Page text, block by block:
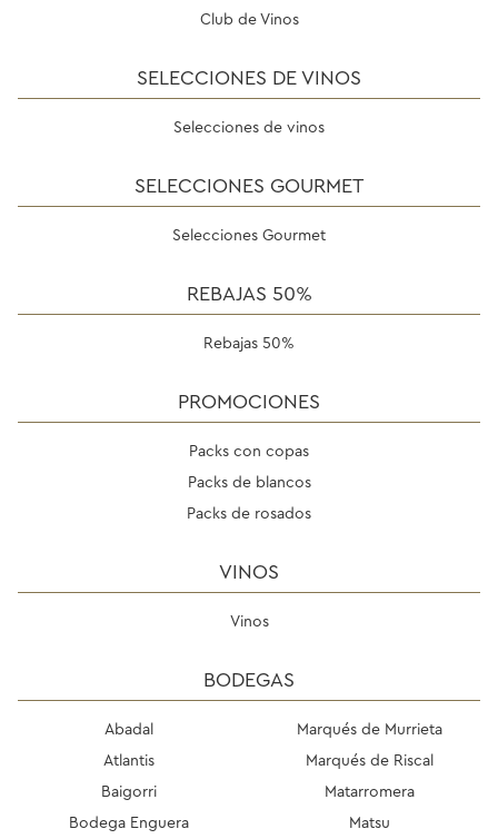
Club de Vinos
SELECCIONES DE VINOS
Selecciones de vinos
SELECCIONES GOURMET
Selecciones Gourmet
REBAJAS 50%
Rebajas 50%
PROMOCIONES
Packs con copas
Packs de blancos
Packs de rosados
VINOS
Vinos
BODEGAS
Abadal
Atlantis
Baigorri
Bodega Enguera
Marqués de Murrieta
Marqués de Riscal
Matarromera
Matsu